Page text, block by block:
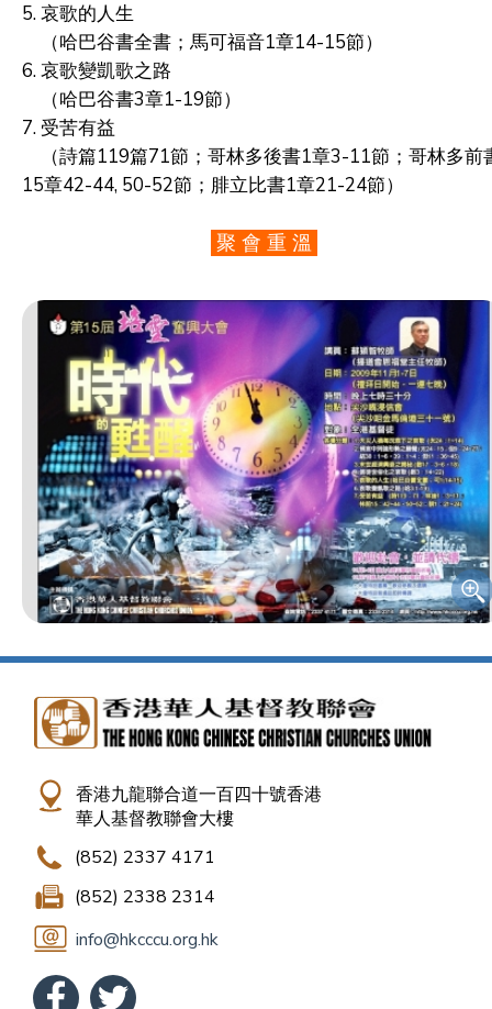
5. 哀歌的人生
（哈巴谷書全書；馬可福音1章14-15節）
6. 哀歌變凱歌之路
（哈巴谷書3章1-19節）
7. 受苦有益
（詩篇119篇71節；哥林多後書1章3-11節；哥林多前
15章42-44, 50-52節；腓立比書1章21-24節）
聚 會 重 溫
香港九龍聯合道一百四十號香港
華人基督教聯會大樓
(852) 2337 4171
(852) 2338 2314
info@hkcccu.org.hk